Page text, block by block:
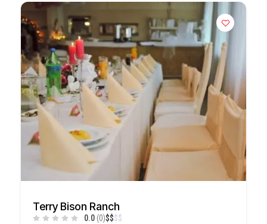
Terry Bison Ranch
0.0 (0)$$$$